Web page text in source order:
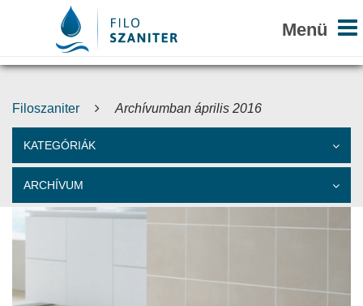
Filoszaniter Archívumban április 2016
KATEGÓRIÁK
ARCHÍVUM